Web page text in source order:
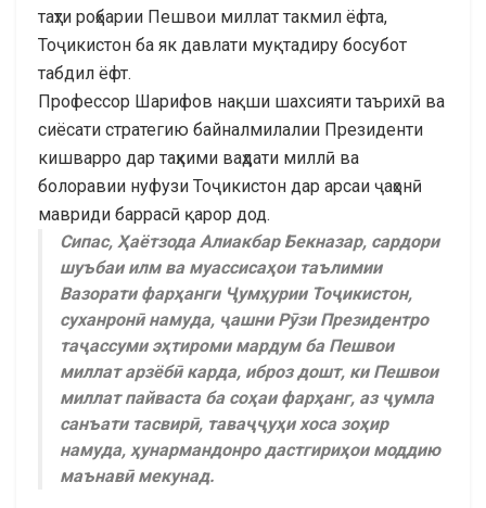
таҳти роҳбарии Пешвои миллат такмил ёфта,
Тоҷикистон ба як давлати муқтадиру босубот
табдил ёфт.
Профессор Шарифов нақши шахсияти таърихӣ ва
сиёсати стратегию байналмилалии Президенти
кишварро дар таҳкими ваҳдати миллӣ ва
болоравии нуфузи Тоҷикистон дар арсаи ҷаҳонӣ
мавриди баррасӣ қарор дод.
Сипас, Ҳаётзода Алиакбар Бекназар, сардори
шуъбаи илм ва муассисаҳои таълимии
Вазорати фарҳанги Ҷумҳурии Тоҷикистон,
суханронӣ намуда, ҷашни Рӯзи Президентро
таҷассуми эҳтироми мардум ба Пешвои
миллат арзёбӣ карда, иброз дошт, ки Пешвои
миллат пайваста ба соҳаи фарҳанг, аз ҷумла
санъати тасвирӣ, таваҷҷуҳи хоса зоҳир
намуда, ҳунармандонро дастгириҳои моддию
маънавӣ мекунад.